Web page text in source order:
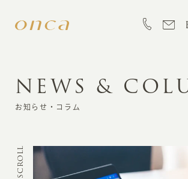
INFORMATION
CREATION
NEWS &
お知らせ・コラム
SCROLL